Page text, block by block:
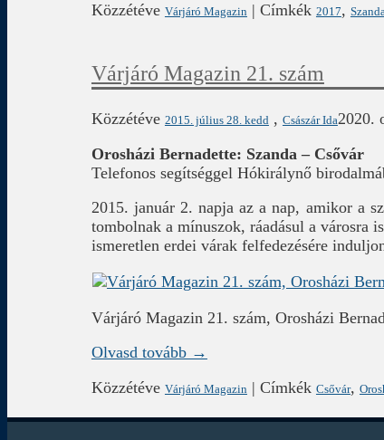
Közzétéve Várjáró Magazin| Címkék 2017,
Várjáró Magazin 21. szám
Közzétéve 2015. július 28. kedd , Császár Ida2020.
Orosházi Bernadette: Szanda – Csővár
Telefonos segítséggel Hókirálynő
2015. január 2. napja az a nap, amikor a
tombolnak a mínuszok, ráadásul a városra
ismeretlen erdei várak felfedezésére
Várjáró Magazin 21. szám, Orosházi
Olvasd tovább →
Közzétéve Várjáró Magazin | Címkék Csővár,